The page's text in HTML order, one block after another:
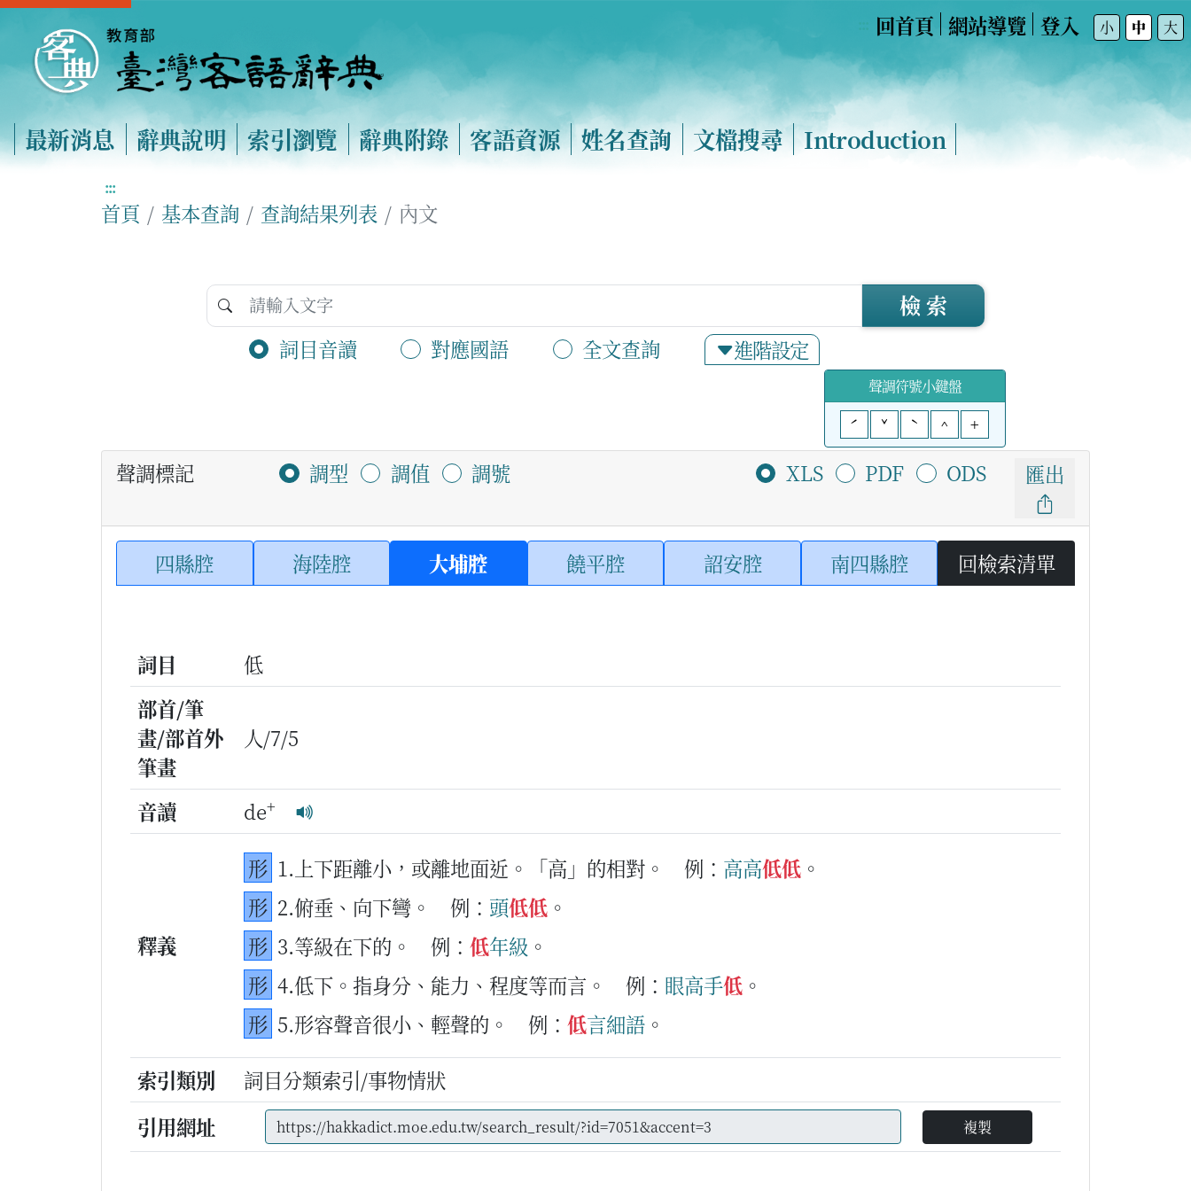
回首頁 網站導覽 登入 小 中 大
最新消息 辭典說明 索引瀏覽 辭典附錄 客語資源 姓名查詢 文檔搜尋 Introduction
:::
首頁 基本查詢 查詢結果列表 內文
詞目音讀 對應國語 全文查詢 進階設定
檢 索
聲調符號小鍵盤
ˊ
ˇ ˋ ^ +
聲調標記 調型 調值 調號 XLS PDF ODS 匯出
四縣腔 海陸腔 大埔腔 饒平腔 詔安腔 南四縣腔 回檢索清單
詞目
低
部首/筆
畫/部首外
筆畫
人/7/5
音讀 de+
釋義
形 1.上下距離小，或離地面近。「高」的相對。 例： 高高低低 。
形 2.俯垂、向下彎。 例： 頭低低 。
形 3.等級在下的。 例： 低年級 。
形 4.低下。指身分、能力、程度等而言。 例： 眼高手低 。
形 5.形容聲音很小、輕聲的。 例： 低言細語 。
索引類別
詞目分類索引/事物情狀
引用網址
複製